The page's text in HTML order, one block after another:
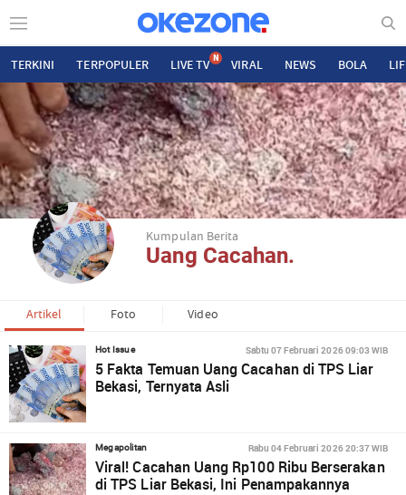
TERKINI TERPOPULER LIVE TV N VIRAL NEWS BOLA
Kumpulan Berita
Uang Cacahan.
Artikel Foto Video
Hot Issue Sabtu 07 Februari 2026 09:03 WIB
5 Fakta Temuan Uang Cacahan di TPS Liar
Bekasi, Ternyata Asli
Megapolitan Rabu 04 Februari 2026 20:37 WIB
Viral! Cacahan Uang Rp100 Ribu Berserakan
di TPS Liar Bekasi, Ini Penampakannya